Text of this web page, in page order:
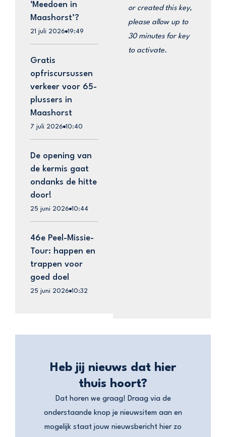
‘Meedoen in
Maashorst’?
21 juli 2026 19:49
Gratis
opfriscursussen
verkeer voor 65-
plussers in
Maashorst
7 juli 2026 10:40
De opening van
de kermis gaat
ondanks de hitte
door!
25 juni 2026 10:44
46e Peel-Missie-
Tour: happen en
trappen voor
goed doel
25 juni 2026 10:32
or created this key,
please allow up to
30 minutes for key
to activate.
Heb jij nieuws dat hier
thuis hoort?
Dat horen we graag! Draag via de
onderstaande knop je nieuwsitem aan en
mogelijk staat jouw nieuwsbericht hier zo